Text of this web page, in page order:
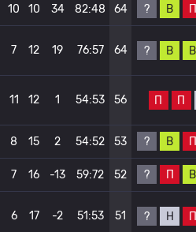
10 10 34 82:48 64 ? В П
7 12 19 76:57 64 ? В В
11 12 1 54:53 56 П П
8 15 2 54:52 53 ? В П
7 16 -13 59:72 52 ? П В
6 17 -2 51:53 51 ? Н П